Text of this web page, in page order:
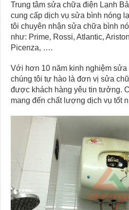
Trung tâm sửa chữa điện Lạnh
cung cấp dịch vụ sửa bình nóng
tôi chuyên nhận sửa chữa bình
như: Prime, Rossi, Atlantic,
Picenza, ….
Với hơn 10 năm kinh nghiệm
chúng tôi tự hào là đơn vị sửa
được khách hàng yêu tin tưởng.
mang đến chất lượng dịch vụ tốt